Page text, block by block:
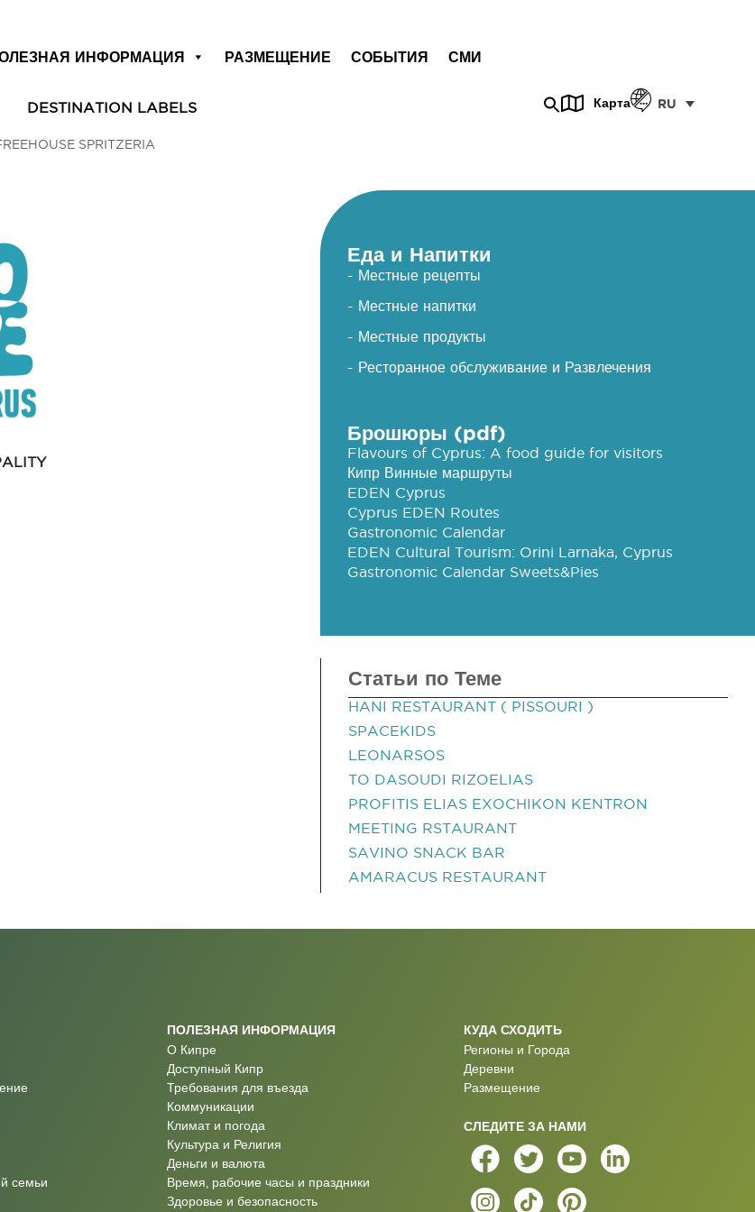
ИНФОРМАЦИЯ РАЗМЕЩЕНИЕ СОБЫТИЯ СМИ
DESTINATION LABELS Карта RU
SPRITZERIA
Еда и Напитки
- Местные рецепты
- Местные напитки
- Местные продукты
- Ресторанное обслуживание и Развлечения
Брошюры (pdf)
Flavours of Cyprus: A food guide for visitors
Кипр Винные маршруты
EDEN Cyprus
Cyprus EDEN Routes
Gastronomic Calendar
EDEN Cultural Tourism: Orini Larnaka, Cyprus
Gastronomic Calendar Sweets&Pies
Статьи по Теме
HANI RESTAURANT ( PISSOURI )
SPACEKIDS
LEONARSOS
TO DASOUDI RIZOELIAS
PROFITIS ELIAS EXOCHIKON KENTRON
MEETING RSTAURANT
SAVINO SNACK BAR
AMARACUS RESTAURANT
семьи
ПОЛЕЗНАЯ ИНФОРМАЦИЯ
О Кипре
Доступный Кипр
Требования для въезда
Коммуникации
Климат и погода
Культура и Религия
Деньги и валюта
Время, рабочие часы и праздники
Здоровье и безопасность
КУДА СХОДИТЬ
Регионы и Города
Деревни
Размещение
СЛЕДИТЕ ЗА НАМИ